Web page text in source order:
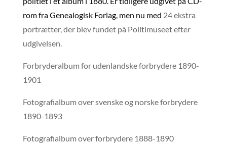
rom fra Genealogisk Forlag, men nu med 24 ekstra
portrætter, der blev fundet på Politimuseet efter
udgivelsen.
Forbryderalbum for udenlandske forbrydere 1890-
1901
Fotografialbum over svenske og norske forbrydere
1890-1893
Fotografialbum over forbrydere 1888-1890